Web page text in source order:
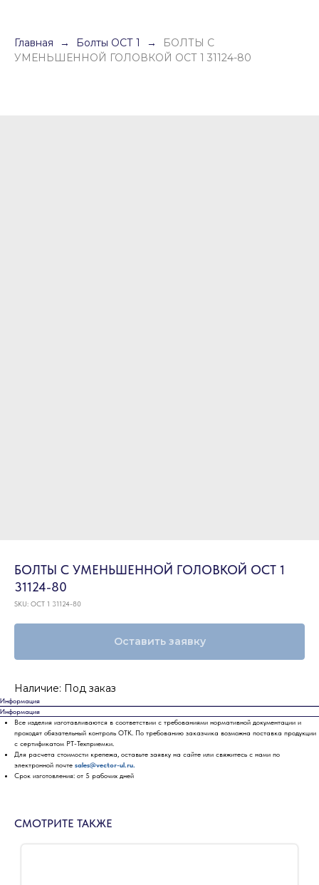
Главная Болты ОСТ 1
БОЛТЫ С
УМЕНЬШЕННОЙ ГОЛОВКОЙ ОСТ 1 31124-80
БОЛТЫ С УМЕНЬШЕННОЙ ГОЛОВКОЙ ОСТ 1
31124-80
SKU: ОСТ 1 31124-80
Оставить заявку
Наличие: Под заказ
Информация
Информация
Все изделия изготавливаются в соответствии с требованиями нормативной документации и
проходят обязательный контроль ОТК. По требованию заказчика возможна поставка продукции
с сертификатом РТ-Техприемки.
Для расчета стоимости крепежа, оставьте заявку на сайте или свяжитесь с нами по
электронной почте sales@vector-ul.ru.
Срок изготовления: от 5 рабочих дней
СМОТРИТЕ ТАКЖЕ